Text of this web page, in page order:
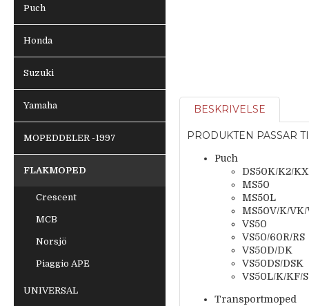
Puch
Honda
Suzuki
Yamaha
MOPEDDELER -1997
FLAKMOPED
Crescent
MCB
Norsjö
Piaggio APE
UNIVERSAL
BESKRIVELSE
PRODUKTEN PASSAR
Puch
DS50K/K2/
MS50
MS50L
MS50V/K/
VS50
VS50/60R/RS
VS50D/DK
VS50DS/DSK
VS50L/K/KF/S
Transportmoped